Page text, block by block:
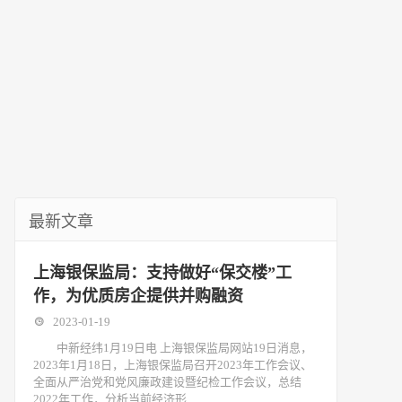
最新文章
上海银保监局：支持做好“保交楼”工
作，为优质房企提供并购融资
2023-01-19
中新经纬1月19日电 上海银保监局网站19日消息，
2023年1月18日，上海银保监局召开2023年工作会议、
全面从严治党和党风廉政建设暨纪检工作会议，总结
2022年工作，分析当前经济形